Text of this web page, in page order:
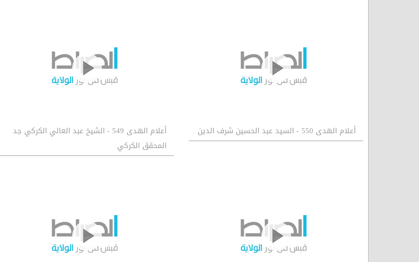
أعلام الهدى 550 - السيد عبد الحسين شرف الدين
أعلام الهدى 549 - الشيخ عبد العالي الكركي جد
المحقق الكركي